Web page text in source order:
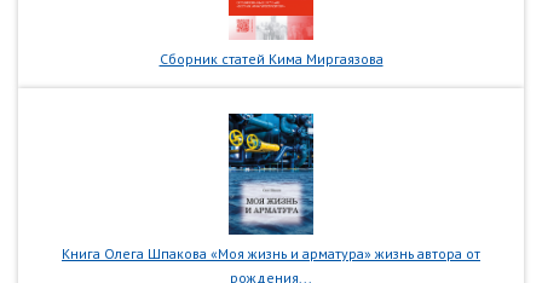
Сборник статей Кима Миргаязова
Книга Олега Шпакова «Моя жизнь и арматура» жизнь автора от
рождения...